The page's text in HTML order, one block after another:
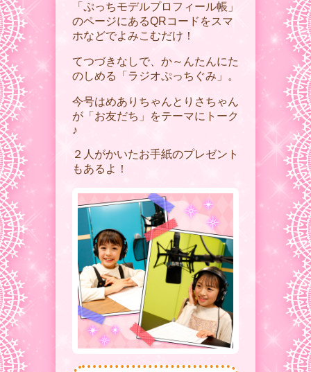
「ぷっちモデルプロフィール帳」
のページにあるQRコードをスマ
ホなどでよみこむだけ！
てつづきなしで、か～んたんにた
のしめる「ラジオぷっちぐみ」。
今号はめありちゃんとりさちゃん
が「お友だち」をテーマにトーク
♪
２人がかいたお手紙のプレゼント
もあるよ！